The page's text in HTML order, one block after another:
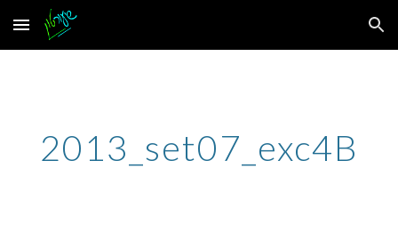
Skip to main content Skip to navigation
2013_set07_exc4B